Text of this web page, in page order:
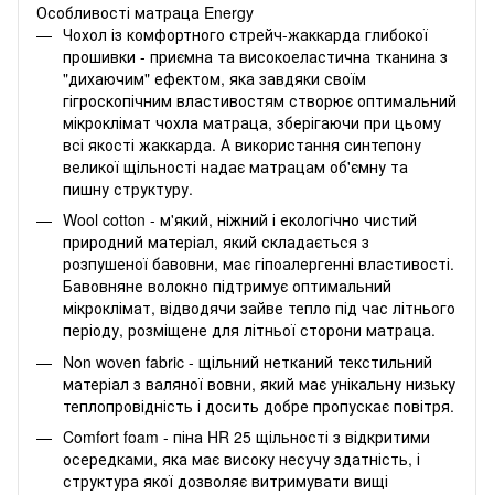
Особливості матраца Energy
Чохол із комфортного стрейч-жаккарда глибокої
прошивки - приємна та високоеластична тканина з
"дихаючим" ефектом, яка завдяки своїм
гігроскопічним властивостям створює оптимальний
мікроклімат чохла матраца, зберігаючи при цьому
всі якості жаккарда. А використання синтепону
великої щільності надає матрацам об'ємну та
пишну структуру.
Wool cotton - м'який, ніжний і екологічно чистий
природний матеріал, який складається з
розпушеної бавовни, має гіпоалергенні властивості.
Бавовняне волокно підтримує оптимальний
мікроклімат, відводячи зайве тепло під час літнього
періоду, розміщене для літньої сторони матраца.
Non woven fabric - щільний нетканий текстильний
матеріал з валяної вовни, який має унікальну низьку
теплопровідність і досить добре пропускає повітря.
Comfort foam - піна HR 25 щільності з відкритими
осередками, яка має високу несучу здатність, і
структура якої дозволяє витримувати вищі